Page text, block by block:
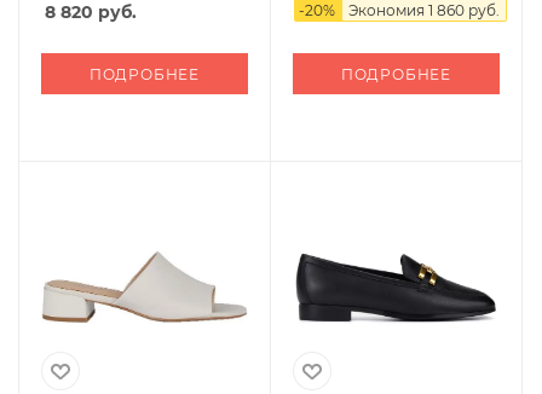
8 820 руб.
ПОДРОБНЕЕ
-20% Экономия 1 860 руб.
ПОДРОБНЕЕ